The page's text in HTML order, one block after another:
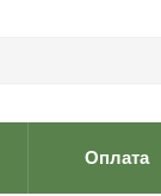
Оплата